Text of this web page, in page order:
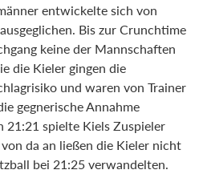
entwickelte sich von
Bis zur Crunchtime
keine der Mannschaften
die Kieler gingen die
und waren von Trainer
gegnerische Annahme
21:21 spielte Kiels Zuspieler
da an ließen die Kieler nicht
bei 21:25 verwandelten.